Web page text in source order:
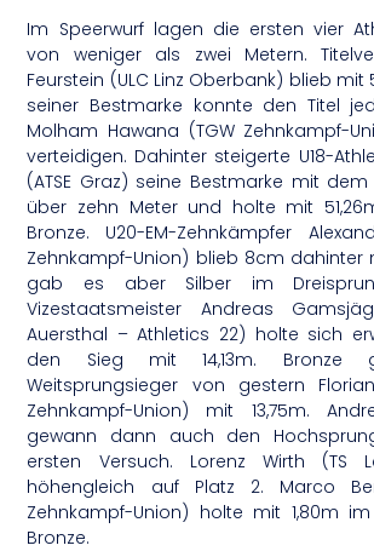
Im Speerwurf lagen die ersten vier
von weniger als zwei Metern.
Feurstein (ULC Linz Oberbank) blieb mit
seiner Bestmarke konnte den Titel
Molham Hawana (TGW Zehnkampf-
verteidigen. Dahinter steigerte U18-
(ATSE Graz) seine Bestmarke mit
über zehn Meter und holte mit
Bronze. U20-EM-Zehnkämpfer
Zehnkampf-Union) blieb 8cm dahinter
gab es aber Silber im
Vizestaatsmeister Andreas
Auersthal – Athletics 22) holte sich
den Sieg mit 14,13m.
Weitsprungsieger von gestern
Zehnkampf-Union) mit 13,75m.
gewann dann auch den
ersten Versuch. Lorenz Wirth (TS
höhengleich auf Platz 2. Marco
Zehnkampf-Union) holte mit 1,80m
Bronze.